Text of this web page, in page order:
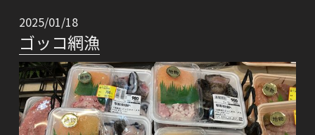
2025/01/18
ゴッコ網漁